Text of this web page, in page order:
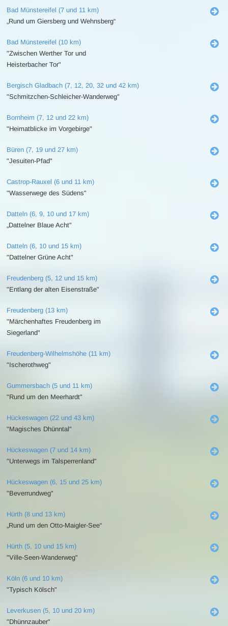
Bad Münstereifel (7 und 11 km)
„Rund um Giersberg und Wehnsberg“
Bad Münstereifel (10 km)
"Zwischen Werther Tor und
Heisterbacher Tor"
Bergisch Gladbach (7, 12, 20, 32 und 42 km)
"Schmitzchen-Schleicher-Wanderweg"
Bornheim (7, 12 und 22 km)
"Heimatblicke im Vorgebirge"
Büren (7, 19 und 27 km)
"Jesuiten-Pfad"
Castrop-Rauxel (6 und 11 km)
"Wasserwege des Südens"
Datteln (6, 9, 10 und 17 km)
„Dattelner Blaue Acht"
Datteln (6, 10 und 15 km)
"Dattelner Grüne Acht"
Freudenberg (5, 12 und 15 km)
"Entlang der alten Eisenstraße"
Freudenberg (13 km)
"Märchenhaftes Freudenberg im
Siegerland"
Freudenberg-Wilhelmshöhe (11 km)
"Ischerothweg"
Gummersbach (5 und 11 km)
"Rund um den Meerhardt"
Hückeswagen (22 und 43 km)
"Magisches Dhünntal"
Hückeswagen (7 und 14 km)
"Unterwegs im Talsperrenland"
Hückeswagen (6, 15 und 25 km)
"Beverrundweg"
Hürth (8 und 13 km)
„Rund um den Otto-Maigler-See“
Hürth (5, 10 und 15 km)
"Ville-Seen-Wanderweg"
Köln (6 und 10 km)
"Typisch Kölsch"
Leverkusen (5, 10 und 20 km)
"Dhünnzauber"